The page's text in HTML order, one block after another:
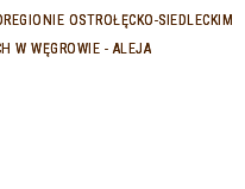
OSTROŁĘCKO-SIEDLECKIM
W WĘGROWIE - ALEJA